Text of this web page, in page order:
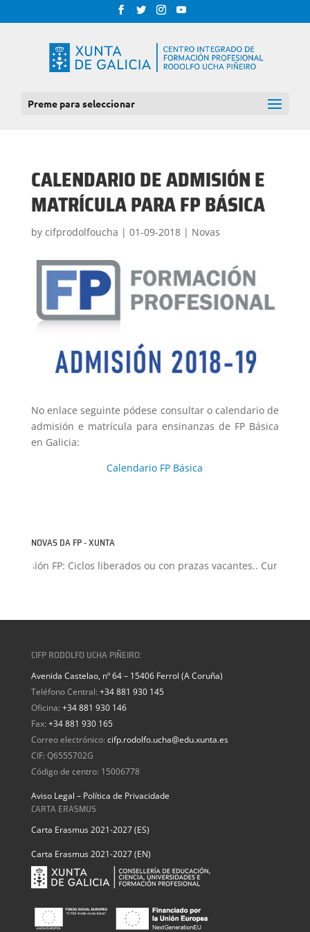
Preme para seleccionar
CALENDARIO DE ADMISIÓN E
MATRÍCULA PARA FP BÁSICA
by cifprodolfoucha | 01-09-2018| Novas
No enlace seguinte pódese consultar o calendario de
admisión e matrícula para ensinanzas de FP Básica
en Galicia:
Calendario FP Básica
NOVAS DA FP - XUNTA
FP: Ciclos liberados ou con prazas vacantes.. Curso
CIFP RODOLFO UCHA PIÑEIRO:
Avenida Castelao, nº 64 – 15406 Ferrol (A Coruña)
Teléfono Central: +34 881 930 145
Oficina: +34 881 930 146
Fax: +34 881 930 165
Correo electrónico: cifp.rodolfo.ucha@edu.xunta.es
CIF: Q6555702G
Código de centro: 15006778
Aviso Legal – Política de Privacidade
CARTA ERASMUS
Carta Erasmus 2021-2027 (ES)
Carta Erasmus 2021-2027 (EN)